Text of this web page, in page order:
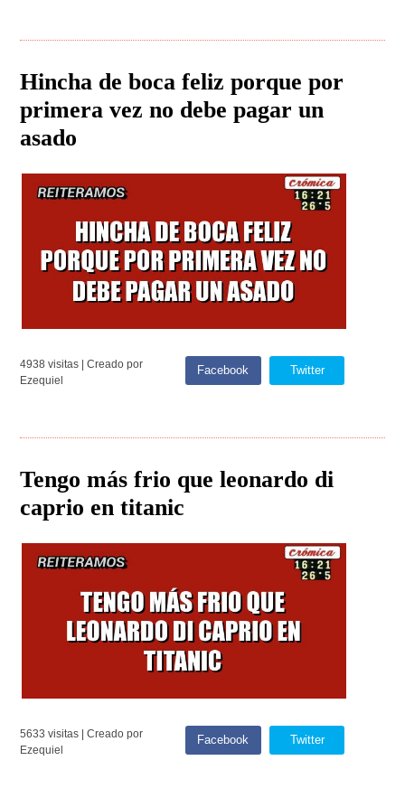
Hincha de boca feliz porque por
primera vez no debe pagar un
asado
4938 visitas | Creado por
Ezequiel
Facebook Twitter
Tengo más frio que leonardo di
caprio en titanic
5633 visitas | Creado por
Ezequiel
Facebook Twitter